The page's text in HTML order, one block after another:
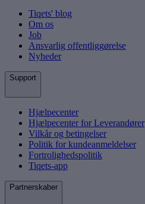
Tiqets' blog
Om os
Job
Ansvarlig offentliggørelse
Nyheder
Support
Hjælpecenter
Hjælpecenter for Leverandører
Vilkår og betingelser
Politik for kundeanmeldelser
Fortrolighedspolitik
Tiqets-app
Partnerskaber